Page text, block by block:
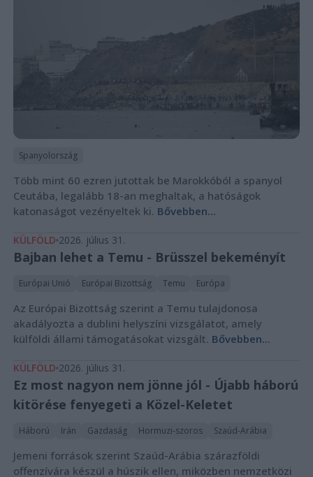
Spanyolország
Több mint 60 ezren jutottak be Marokkóból a spanyol
Ceutába, legalább 18-an meghaltak, a hatóságok
katonaságot vezényeltek ki. Bővebben...
KÜLFÖLD 2026. július 31.
Bajban lehet a Temu - Brüsszel bekeményít
Európai Unió Európai Bizottság Temu Európa
Az Európai Bizottság szerint a Temu tulajdonosa
akadályozta a dublini helyszíni vizsgálatot, amely
külföldi állami támogatásokat vizsgált. Bővebben...
KÜLFÖLD 2026. július 31.
Ez most nagyon nem jönne jól - Újabb háború
kitörése fenyegeti a Közel-Keletet
Háború Irán Gazdaság Hormuzi-szoros Szaúd-Arábia
Jemeni források szerint Szaúd-Arábia szárazföldi
offenzívára készül a húszik ellen, miközben nemzetközi